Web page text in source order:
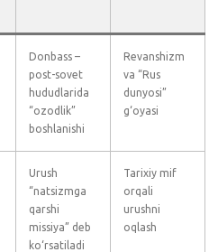
Donbass –
post-sovet
hududlarida
“ozodlik”
boshlanishi
Revanshizm
va “Rus
dunyosi”
g‘oyasi
Urush
“natsizmga
qarshi
missiya” deb
ko‘rsatiladi
Tarixiy mif
orqali
urushni
oqlash